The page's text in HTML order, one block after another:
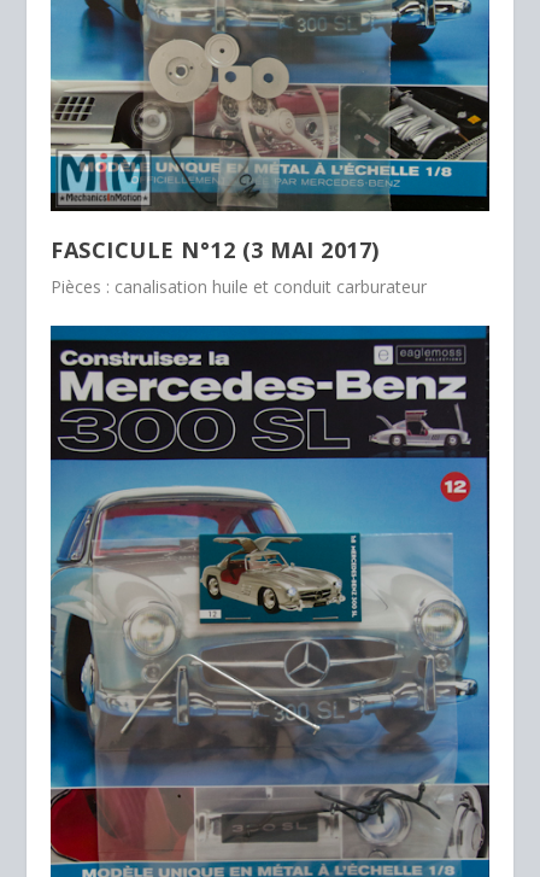
FASCICULE N°12 (3 MAI 2017)
Pièces : canalisation huile et conduit carburateur